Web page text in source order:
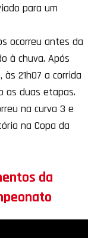
para um
ocorreu antes da
à chuva. Após
21h07 a corrida
as duas etapas.
na curva 3 e
na Copa da
da